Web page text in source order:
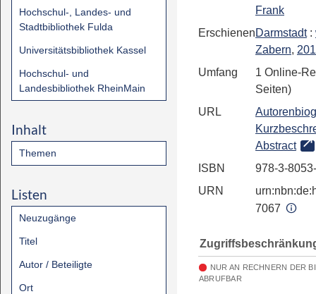
Hochschul-, Landes- und
Stadtbibliothek Fulda
Universitätsbibliothek Kassel
Hochschul- und
Landesbibliothek RheinMain
Inhalt
Themen
Listen
Neuzugänge
Titel
Autor / Beteiligte
Ort
Frank
ErschienenDarmstadt:
Zabern,
Umfang
1 Online-
Seiten)
URL
Abstract
ISBN
978-3-
URN
7067
NUR AN RECHNERN DER
ABRUFBAR